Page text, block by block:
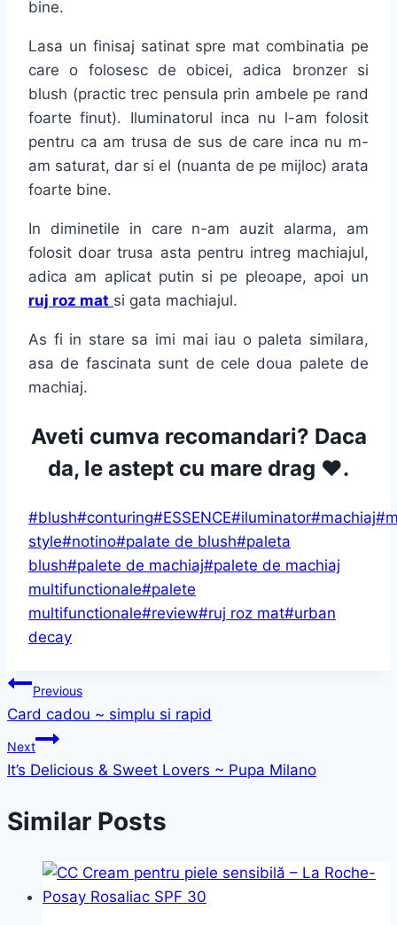
bine.
Lasa un finisaj satinat spre mat combinatia pe
care o folosesc de obicei, adica bronzer si
blush (practic trec pensula prin ambele pe rand
foarte finut). Iluminatorul inca nu l-am folosit
pentru ca am trusa de sus de care inca nu m-
am saturat, dar si el (nuanta de pe mijloc) arata
foarte bine.
In diminetile in care n-am auzit alarma, am
folosit doar trusa asta pentru intreg machiajul,
adica am aplicat putin si pe pleoape, apoi un
ruj roz mat si gata machiajul.
As fi in stare sa imi mai iau o paleta similara,
asa de fascinata sunt de cele doua palete de
machiaj.
Aveti cumva recomandari? Daca
da, le astept cu mare drag ♥.
Post
Tags:
#blush#conturing#ESSENCE#iluminator#machiaj#
style#notino#palate de blush#paleta
blush#palete de machiaj#palete de machiaj
multifunctionale#palete
multifunctionale#review#ruj roz mat#urban
decay
Post
navigation
Previous
Card cadou ~ simplu si rapid
Next
It’s Delicious & Sweet Lovers ~ Pupa Milano
Similar Posts